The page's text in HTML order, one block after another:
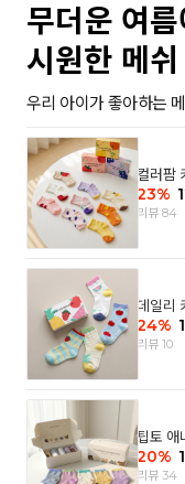
무더운 여
시원한 메
우리 아이가 좋아하는
컬러팜
23%
리뷰 84
데일리
24%
리뷰 10
팁토 애
20%
리뷰 34